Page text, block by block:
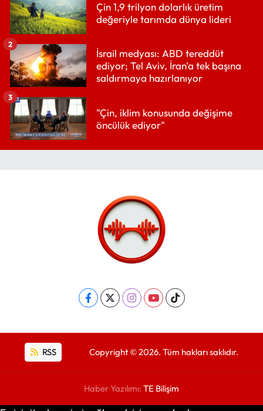
Çin 1,9 trilyon dolarlık üretim
değeriyle tarımda dünya lideri
İsrail medyası: ABD tereddüt
ediyor; Tel Aviv, İran'a tek başına
saldırmaya hazırlanıyor
2
"Çin, iklim konusunda değişime
öncülük ediyor"
3
RSS Copyright © 2026. Tüm hakları saklıdır.
Haber Yazılımı: TE Bilişim